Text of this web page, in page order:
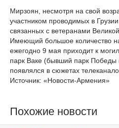
Мирзоян, несмотря на свой
участником проводимых в
связанных с ветеранами
Имеющий большое количество
ежегодно 9 мая приходит к
парк Ваке (бывший парк Победы
появлялся в сюжетах
Источник: «Новости-Армения»
Похожие новости